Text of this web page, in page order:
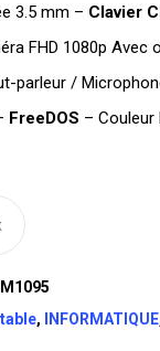
3.5 mm – Clavier
FHD 1080p Avec
parleur /
FreeDOS – Couleur
, INFORMATIQUE